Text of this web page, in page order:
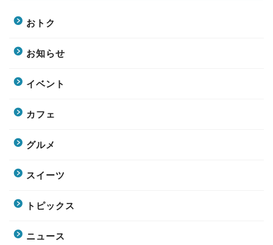
おトク
お知らせ
イベント
カフェ
グルメ
スイーツ
トピックス
ニュース